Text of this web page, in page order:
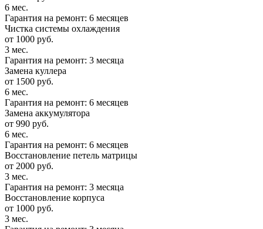
6 мес.
Гарантия на ремонт: 6 месяцев
Чистка системы охлаждения
от 1000 руб.
3 мес.
Гарантия на ремонт: 3 месяца
Замена куллера
от 1500 руб.
6 мес.
Гарантия на ремонт: 6 месяцев
Замена аккумулятора
от 990 руб.
6 мес.
Гарантия на ремонт: 6 месяцев
Восстановление петель матрицы
от 2000 руб.
3 мес.
Гарантия на ремонт: 3 месяца
Восстановление корпуса
от 1000 руб.
3 мес.